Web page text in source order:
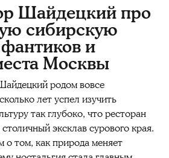
Шайдецкий про
сибирскую
и
Москвы
родом вовсе
лет успел изучить
так глубоко, что ресторан
эксклав сурового края.
том, как природа меняет